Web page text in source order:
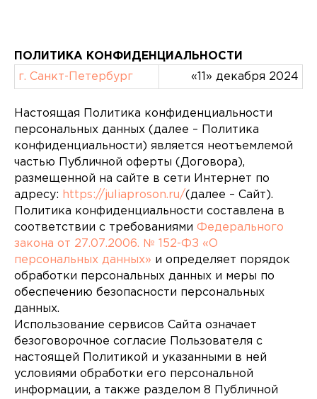
ПОЛИТИКА КОНФИДЕНЦИАЛЬНОСТИ
г. Санкт-Петербург
«11» декабря 2024
Настоящая Политика конфиденциальности
персональных данных (далее – Политика
конфиденциальности) является неотъемлемой
частью Публичной оферты (Договора),
размещенной на сайте в сети Интернет по
адресу: https://juliaproson.ru/(далее – Сайт).
Политика конфиденциальности составлена в
соответствии с требованиями Федерального
закона от 27.07.2006. № 152-ФЗ «О
персональных данных» и определяет порядок
обработки персональных данных и меры по
обеспечению безопасности персональных
данных.
Использование сервисов Сайта означает
безоговорочное согласие Пользователя с
настоящей Политикой и указанными в ней
условиями обработки его персональной
информации, а также разделом 8 Публичной